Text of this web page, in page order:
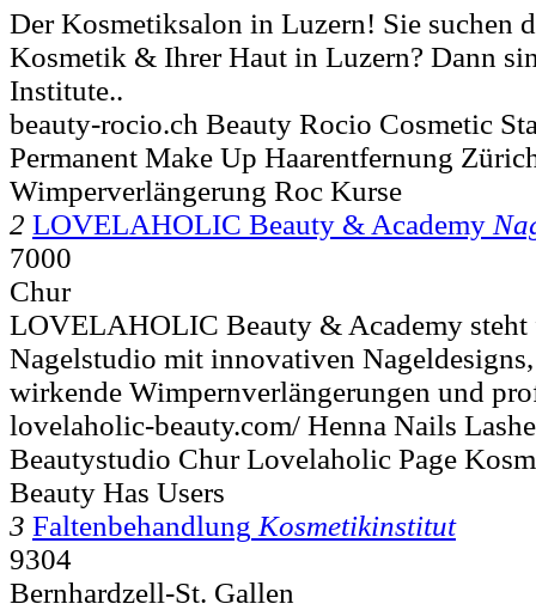
Der Kosmetiksalon in Luzern! Sie suchen
Kosmetik & Ihrer Haut in Luzern? Dann
Institute..
beauty-rocio.ch Beauty Rocio Cosmetic
Permanent Make Up Haarentfernung
Wimperverlängerung Roc Kurse
2 LOVELAHOLIC Beauty & Academy
7000
Chur
LOVELAHOLIC Beauty & Academy
Nagelstudio mit innovativen
wirkende Wimpernverlängerungen und
lovelaholic-beauty.com/ Henna Nails
Beautystudio Chur Lovelaholic Page
Beauty Has Users
3 Faltenbehandlung Kosmetikinstitut
9304
Bernhardzell-St. Gallen